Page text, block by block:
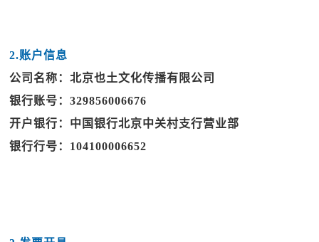
2.账户信息
公司名称：北京也土文化传播有限公司
银行账号：329856006676
开户银行：中国银行北京中关村支行营业部
银行行号：104100006652